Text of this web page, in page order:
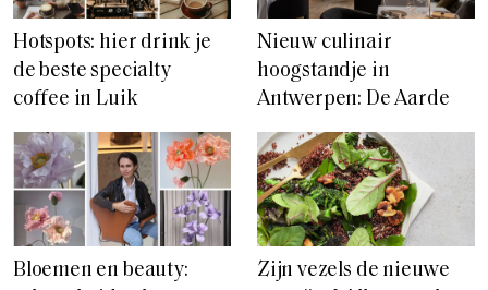
Hotspots: hier drink je
de beste specialty
coffee in Luik
Nieuw culinair
hoogstandje in
Antwerpen: De Aarde
Bloemen en beauty:
Zijn vezels de nieuwe